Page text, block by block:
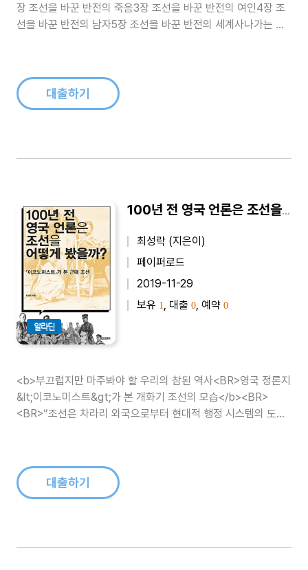
장 조선을 바꾼 반전의 죽음3장 조선을 바꾼 반전의 여인4장 조
선을 바꾼 반전의 남자5장 조선을 바꾼 반전의 세계사나가는 글
대출하기
알라딘
100년 전 영국 언론은 조선을 어떻게 봤을까 - 『이코노미스트』가 본 근대 조선
최성락 (지은이)
페이퍼로드
2019-11-29
보유 1 , 대출 0 , 예약 0
<b>부끄럽지만 마주봐야 할 우리의 참된 역사<BR>영국 정론지
&lt;이코노미스트&gt;가 본 개화기 조선의 모습</b><BR>
<BR>“조선은 차라리 외국으로부터 현대적 행정 시스템의 도움
대출하기